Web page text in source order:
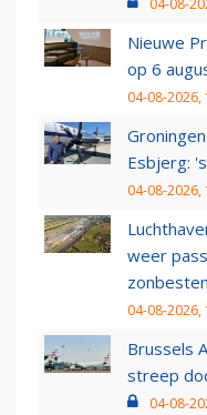
04-08-
Nieuwe
op 6
04-08-2026,
Esbjerg:
04-08-2026,
weer
04-08-2026,
Brussels
streep
04-08-